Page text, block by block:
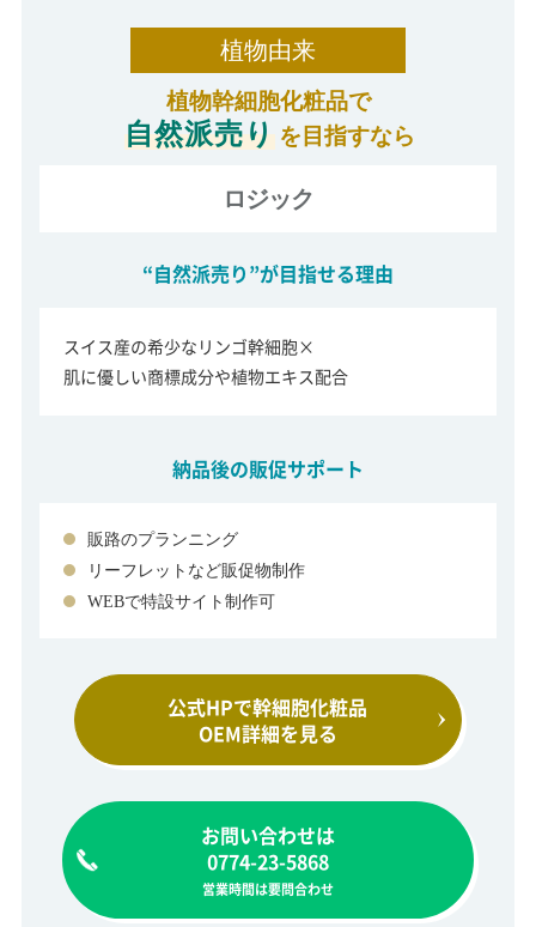
植物由来
植物幹細胞化粧品で
自然派売り を目指すなら
ロジック
“自然派売り”が目指せる理由
スイス産の希少なリンゴ幹細胞×
肌に優しい商標成分や植物エキス配合
納品後の販促サポート
販路のプランニング
リーフレットなど販促物制作
WEBで特設サイト制作可
公式HPで幹細胞化粧品
OEM詳細を見る
お問い合わせは
0774-23-5868
営業時間は要問合わせ